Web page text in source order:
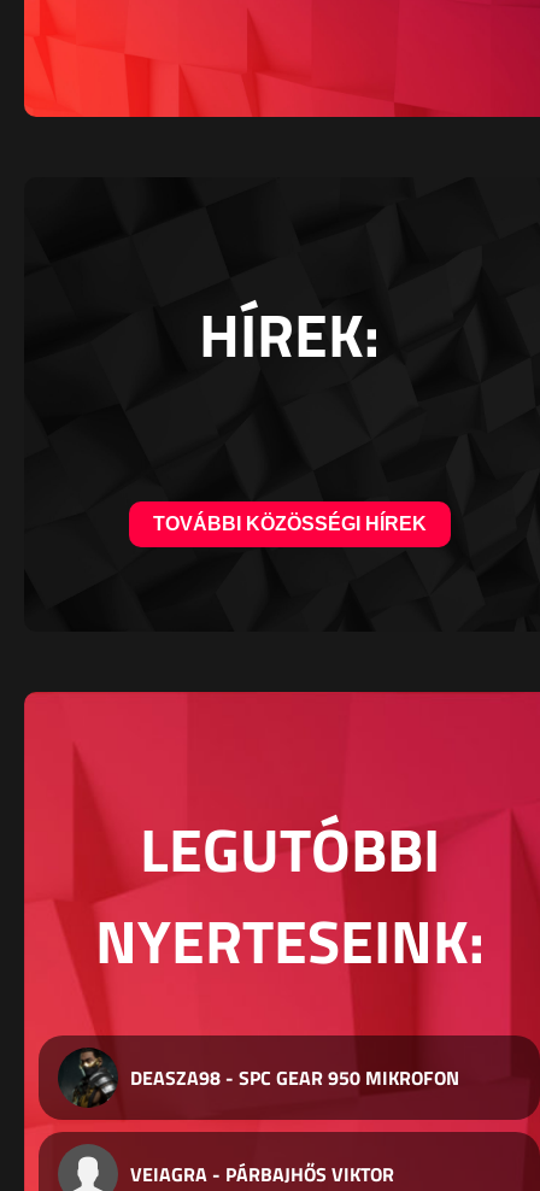
HÍREK:
TOVÁBBI KÖZÖSSÉGI HÍREK
LEGUTÓBBI
NYERTESEINK:
DEASZA98 - SPC GEAR 950 MIKROFON
VEIAGRA - PÁRBAJHŐS VIKTOR